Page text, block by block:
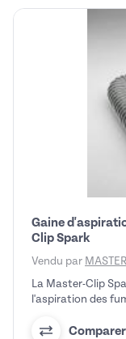
Gaine
Clip Spark
Vendu par
La Master-Clip
l'aspiration des
Comparer